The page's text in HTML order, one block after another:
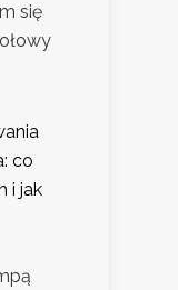
się
co
i jak